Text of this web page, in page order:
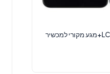
OnePlus החלפת מסך LCD+מגע מקורי למכשיר